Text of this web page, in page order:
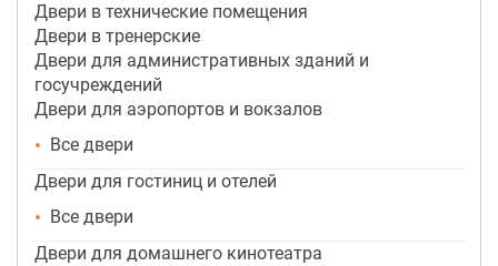
Двери в технические помещения
Двери в тренерские
Двери для административных зданий и
госучреждений
Двери для аэропортов и вокзалов
Все двери
Двери для гостиниц и отелей
Все двери
Двери для домашнего кинотеатра